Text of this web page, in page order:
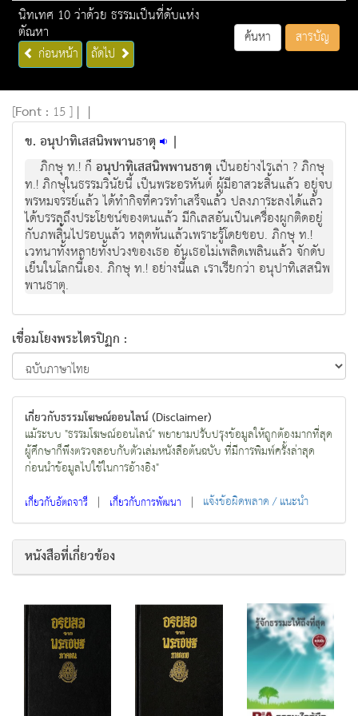
นิทเทศ 10 ว่าด้วย ธรรมเป็นที่ดับแห่ง
ตัณหา
ก่อนหน้า ถัดไป
ค้นหา สารบัญ
[Font : 15 ] | |
ข. อนุปาทิเสสนิพพานธาตุ |
ภิกษุ ท.! ก็อนุปาทิเสสนิพพานธาตุ เป็นอย่างไรเล่า ? ภิกษุ
ท.! ภิกษุในธรรมวินัยนี้ เป็นพระอรหันต์ ผู้มีอาสวะสิ้นแล้ว อยู่จบ
พรหมจรรย์แล้ว ได้ทำกิจที่ควรทำเสร็จแล้ว ปลงภาระลงได้แล้ว
ได้บรรลุถึงประโยชน์ของตนแล้ว มีกิเลสอันเป็นเครื่องผูกติดอยู่
กับภพสิ้นไปรอบแล้ว หลุดพ้นแล้วเพราะรู้โดยชอบ. ภิกษุ ท.!
เวทนาทั้งหลายทั้งปวงของเธอ อันเธอไม่เพลิดเพลินแล้ว จักดับ
เย็นในโลกนี้เอง. ภิกษุ ท.! อย่างนี้แล เราเรียกว่า อนุปาทิเสสนิพ
พานธาตุ.
เชื่อมโยงพระไตรปิฏก :
เกี่ยวกับธรรมโฆษณ์ออนไลน์ (Disclaimer)
แม้ระบบ "ธรรมโฆษณ์ออนไลน์" พยายามปรับปรุงข้อมูลให้ถูกต้องมากที่สุด
ผู้ศึกษาก็พึงตรวจสอบกับตัวเล่มหนังสือต้นฉบับ ที่มีการพิมพ์ครั้งล่าสุด
ก่อนนำข้อมูลไปใช้ในการอ้างอิง"
เกี่ยวกับอัตถจารี | เกี่ยวกับการพัฒนา | แจ้งข้อผิดพลาด / แนะนำ
หนังสือที่เกี่ยวข้อง